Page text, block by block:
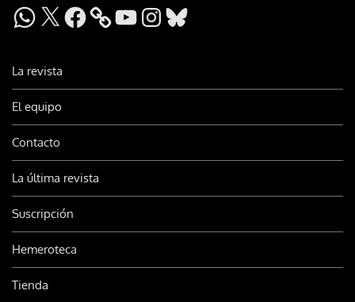
WhatsApp
X Facebook YouTubeInstagram
Bluesky
La revista
El equipo
Contacto
La última revista
Suscripción
Hemeroteca
Tienda